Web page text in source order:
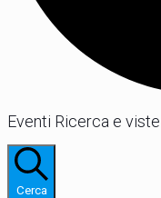
Eventi Ricerca e
Cerca